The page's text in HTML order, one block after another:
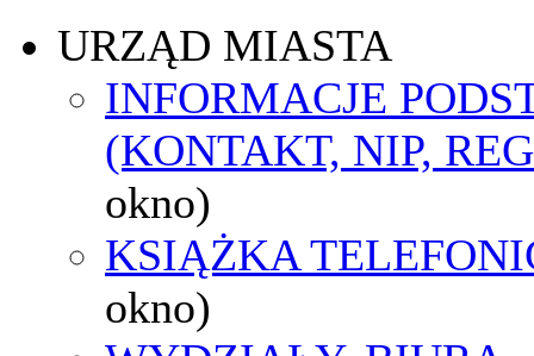
URZĄD MIASTA
INFORMACJE
(KONTAKT, NIP,
okno)
KSIĄŻKA
okno)